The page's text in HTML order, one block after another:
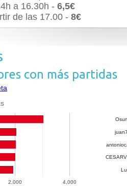
a 16.30h - 6,5€
de las 17.00 - 8€
con más partidas
2,000 4,000